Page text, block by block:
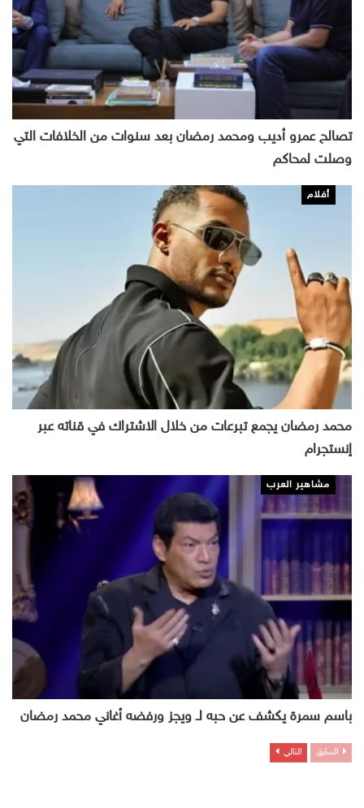
تصالح عمرو أديب ومحمد رمضان بعد سنوات من الخلافات التي
وصلت لمحاكم
أفلام
محمد رمضان يجمع تبرعات من خلال الاشتراك في قناته عبر
إنستجرام
مشاهير العرب
باسم سمرة يكشف عن حبه لـ ويجز ورفضه أغاني محمد رمضان
السابق التالي